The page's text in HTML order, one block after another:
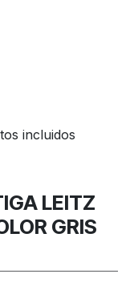
incluidos
LEITZ
GRIS